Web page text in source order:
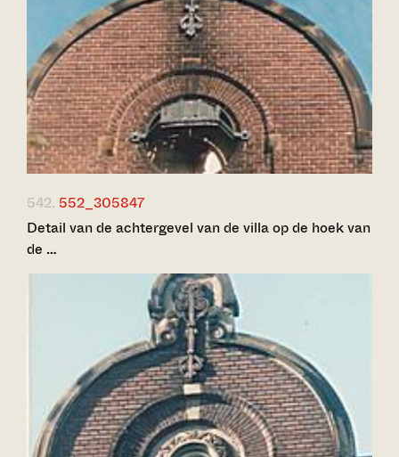
542. 552_305847
Detail van de achtergevel van de villa op de hoek van
de …